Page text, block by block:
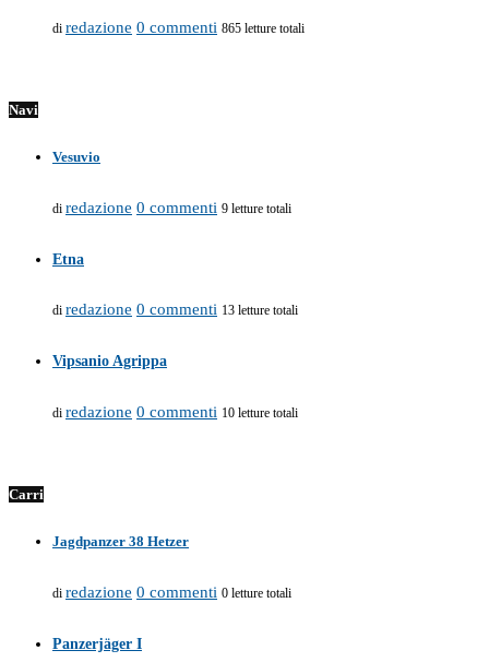
di redazione 0 commenti 865 letture totali
Navi
Vesuvio
di redazione 0 commenti 9 letture totali
Etna
di redazione 0 commenti 13 letture totali
Vipsanio Agrippa
di redazione 0 commenti 10 letture totali
Carri
Jagdpanzer 38 Hetzer
di redazione 0 commenti 0 letture totali
Panzerjäger I